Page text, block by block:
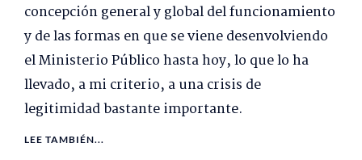
concepción general y global del funcionamiento
y de las formas en que se viene desenvolviendo
el Ministerio Público hasta hoy, lo que lo ha
llevado, a mi criterio, a una crisis de
legitimidad bastante importante.
LEE TAMBIÉN...